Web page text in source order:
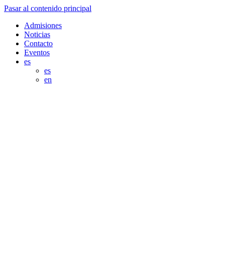
Pasar al contenido principal
Admisiones
Noticias
Contacto
Eventos
es
es
en